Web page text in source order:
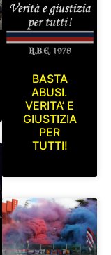
BASTA
ABUSI.
VERITA’ E
GIUSTIZIA
PER
TUTTI!